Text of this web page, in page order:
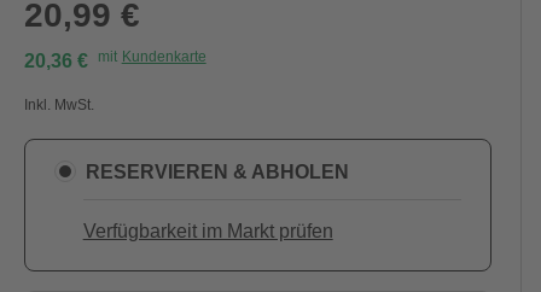
20,99 €
20,36 € mit Kundenkarte
Inkl. MwSt.
RESERVIEREN & ABHOLEN
Verfügbarkeit im Markt prüfen